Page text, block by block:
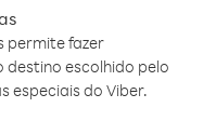
permite fazer
escolhido pelo
especiais do Viber.